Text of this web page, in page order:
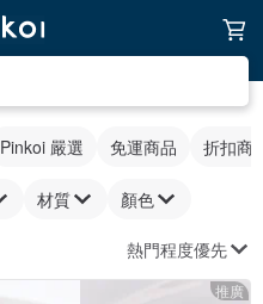
Pinkoi 嚴選 免運商品 折扣商
材質 顏色
熱門程度優先
推廣